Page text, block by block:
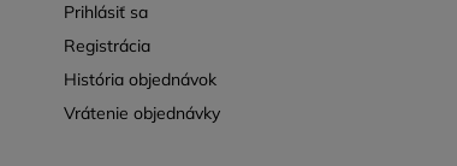
Prihlásiť sa
Registrácia
História objednávok
Vrátenie objednávky